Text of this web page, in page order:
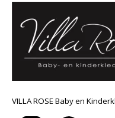
VILLA ROSE Baby en